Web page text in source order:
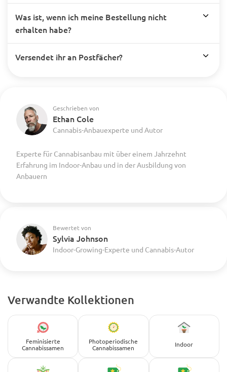
Was ist, wenn ich meine Bestellung nicht
erhalten habe?
Versendet ihr an Postfächer?
Geschrieben von
Ethan Cole
Cannabis-Anbauexperte und Autor
Experte für Cannabisanbau mit über einem Jahrzehnt
Erfahrung im Indoor-Anbau und in der Ausbildung von
Anbauern
Bewertet von
Sylvia Johnson
Indoor-Growing-Experte und Cannabis-Autor
Verwandte Kollektionen
Feminisierte
Cannabissamen
Photoperiodische
Cannabissamen
Indoor